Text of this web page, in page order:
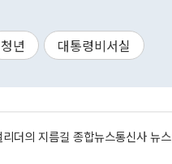
청년 대통령비서실
더의 지름길 종합뉴스통신사